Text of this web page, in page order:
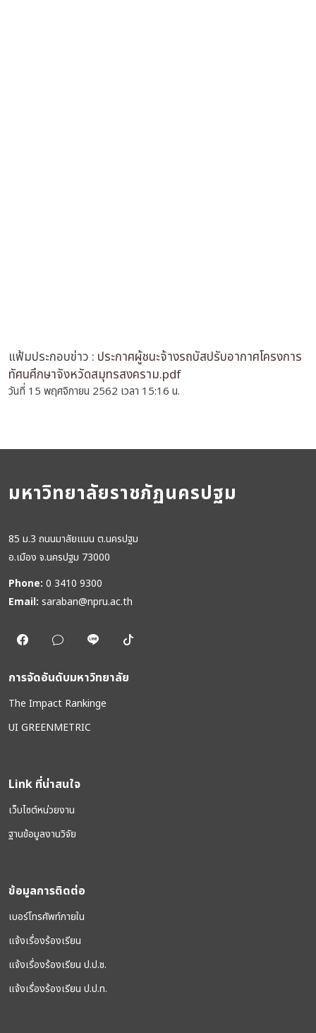
แฟ้มประกอบข่าว : ประกาศผู้ชนะจ้างรถบัสปรับอากาศโครงการ
ทัศนศึกษาจังหวัดสมุทรสงคราม.pdf
วันที่ 15 พฤศจิกายน 2562 เวลา 15:16 น.
มหาวิทยาลัยราชภัฏนครปฐม
85 ม.3 ถนนมาลัยแมน ต.นครปฐม
อ.เมือง จ.นครปฐม 73000
Phone: 0 3410 9300
Email: saraban@npru.ac.th
การจัดอันดับมหาวิทยาลัย
The Impact Rankinge
UI GREENMETRIC
Link ที่น่าสนใจ
เว็บไซต์หน่วยงาน
ฐานข้อมูลงานวิจัย
ข้อมูลการติดต่อ
เบอร์โทรศัพท์ภายใน
แจ้งเรื่องร้องเรียน
แจ้งเรื่องร้องเรียน ป.ป.ช.
แจ้งเรื่องร้องเรียน ป.ป.ท.